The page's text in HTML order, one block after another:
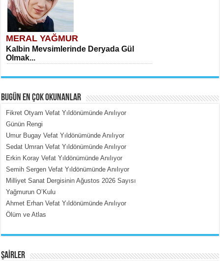
MERAL YAĞMUR
Kalbin Mevsimlerinde Deryada Gül
Olmak...
MEHMET ÇOBAN
İçerdeki Put Dışardaki Maskeler...
BUGÜN EN ÇOK OKUNANLAR
Fikret Otyam Vefat Yıldönümünde Anılıyor
Günün Rengi
Umur Bugay Vefat Yıldönümünde Anılıyor
Sedat Umran Vefat Yıldönümünde Anılıyor
Erkin Koray Vefat Yıldönümünde Anılıyor
Semih Sergen Vefat Yıldönümünde Anılıyor
Milliyet Sanat Dergisinin Ağustos 2026 Sayısı
Yağmurun O’Kulu
Ahmet Erhan Vefat Yıldönümünde Anılıyor
Ölüm ve Atlas
ŞAİRLER